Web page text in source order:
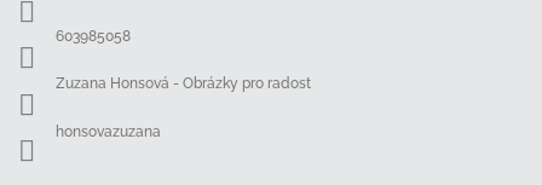
603985058
Zuzana Honsová - Obrázky pro radost
honsovazuzana